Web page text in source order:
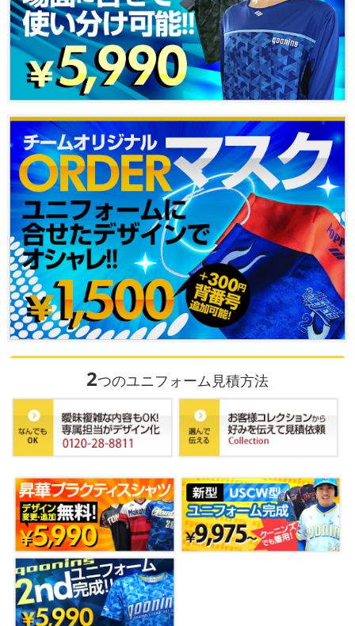
2つのユニフォーム見積方法